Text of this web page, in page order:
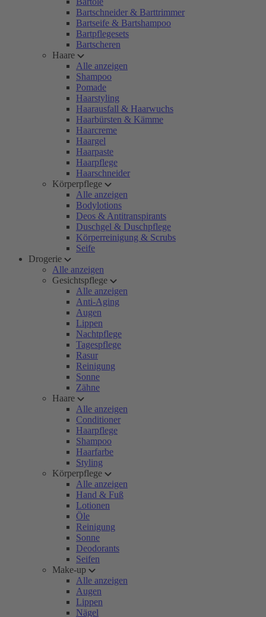
Bartschneider & Barttrimmer
Bartseife & Bartshampoo
Bartpflegesets
Bartscheren
Haare
Alle anzeigen
Shampoo
Pomade
Haarstyling
Haarausfall & Haarwuchs
Haarbürsten & Kämme
Haarcreme
Haargel
Haarpaste
Haarpflege
Haarschneider
Körperpflege
Alle anzeigen
Bodylotions
Deos & Antitranspirants
Duschgel & Duschpflege
Körperreinigung & Scrubs
Seife
Drogerie
Alle anzeigen
Gesichtspflege
Alle anzeigen
Anti-Aging
Augen
Lippen
Nachtpflege
Tagespflege
Rasur
Reinigung
Sonne
Zähne
Haare
Alle anzeigen
Conditioner
Haarpflege
Shampoo
Haarfarbe
Styling
Körperpflege
Alle anzeigen
Hand & Fuß
Lotionen
Öle
Reinigung
Sonne
Deodorants
Seifen
Make-up
Alle anzeigen
Augen
Lippen
Nägel